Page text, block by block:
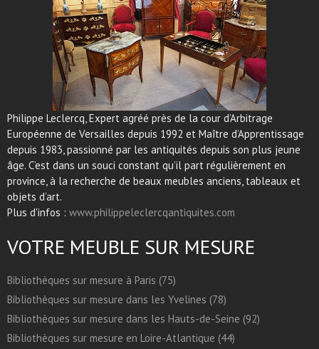
Philippe Leclercq, Expert agréé près de la cour d’Arbitrage
Européenne de Versailles depuis 1992 et Maître d’Apprentissage
depuis 1983, passionné par les antiquités depuis son plus jeune
âge. C’est dans un souci constant qu’il part régulièrement en
province, à la recherche de beaux meubles anciens, tableaux et
objets d’art.
Plus d'infos : www.philippeleclercqantiquites.com
VOTRE MEUBLE SUR MESURE
Bibliothèques sur mesure à Paris (75)
Bibliothèques sur mesure dans les Yvelines (78)
Bibliothèques sur mesure dans les Hauts-de-Seine (92)
Bibliothèques sur mesure en Loire-Atlantique (44)